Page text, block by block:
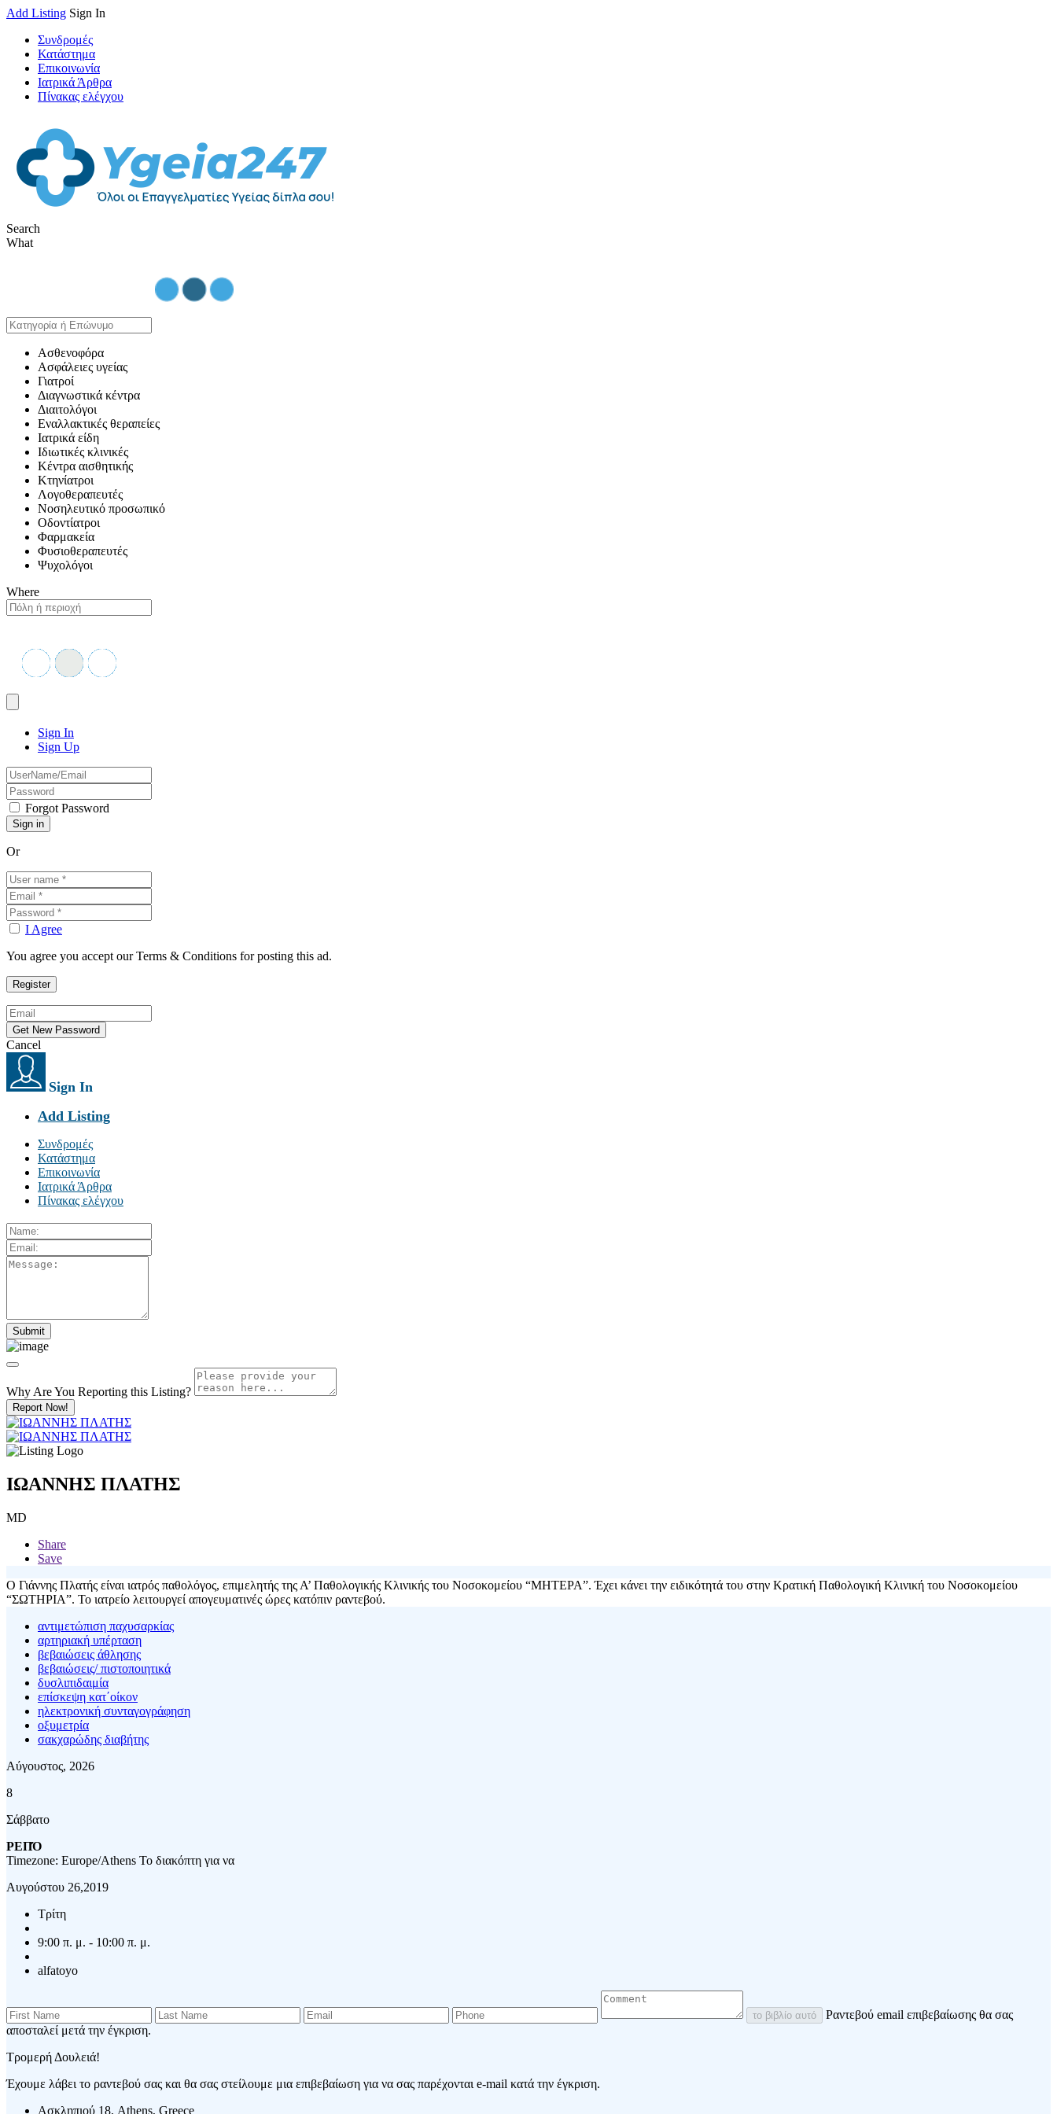
Add Listing Sign In
Συνδρομές
Κατάστημα
Επικοινωνία
Ιατρικά Άρθρα
Πίνακας ελέγχου
Search
What
Ασθενοφόρα
Ασφάλειες υγείας
Γιατροί
Διαγνωστικά κέντρα
Διαιτολόγοι
Εναλλακτικές θεραπείες
Ιατρικά είδη
Ιδιωτικές κλινικές
Κέντρα αισθητικής
Κτηνίατροι
Λογοθεραπευτές
Νοσηλευτικό προσωπικό
Οδοντίατροι
Φαρμακεία
Φυσιοθεραπευτές
Ψυχολόγοι
Where
Sign In
Sign Up
Forgot Password
Or
I Agree
You agree you accept our Terms & Conditions for posting this ad.
Cancel
Sign In
Add Listing
Συνδρομές
Κατάστημα
Επικοινωνία
Ιατρικά Άρθρα
Πίνακας ελέγχου
Why Are You Reporting this Listing?
Report Now!
ΙΩΑΝΝΗΣ ΠΛΑΤΗΣ
MD
Share
Save
Ο Γιάννης Πλατής είναι ιατρός παθολόγος, επιμελητής της Α’ Παθολογικής Κλινικής του Νοσοκομείου “ΜΗΤΕΡΑ”. Έχει κάνει την ειδικότητά του στην Κρατική Παθολογική Κλινική του Νοσοκομείου
“ΣΩΤΗΡΙΑ”. Το ιατρείο λειτουργεί απογευματινές ώρες κατόπιν ραντεβού.
αντιμετώπιση παχυσαρκίας
αρτηριακή υπέρταση
βεβαιώσεις άθλησης
βεβαιώσεις/ πιστοποιητικά
δυσλιπιδαιμία
επίσκεψη κατ΄οίκον
ηλεκτρονική συνταγογράφηση
οξυμετρία
σακχαρώδης διαβήτης
Αύγουστος, 2026
8
Σάββατο
ΡΕΠΌ
Timezone: Europe/Athens Το διακόπτη για να
Αυγούστου 26,2019
Τρίτη
9:00 π. μ. - 10:00 π. μ.
alfatoyo
το βιβλίο αυτό
Ραντεβού email επιβεβαίωσης θα σας
αποσταλεί μετά την έγκριση.
Τρομερή Δουλειά!
Έχουμε λάβει το ραντεβού σας και θα σας στείλουμε μια επιβεβαίωση για να σας παρέχονται e-mail κατά την έγκριση.
Ασκληπιού 18, Athens, Greece